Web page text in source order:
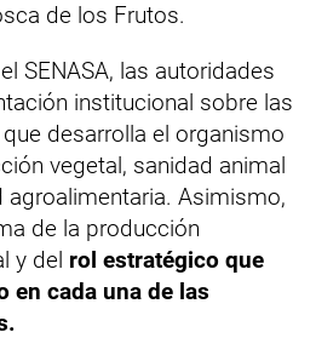
de los Frutos.
SENASA, las autoridades
institucional sobre las
desarrolla el organismo
vegetal, sanidad animal
agroalimentaria. Asimismo,
de la producción
y del rol estratégico que
en cada una de las